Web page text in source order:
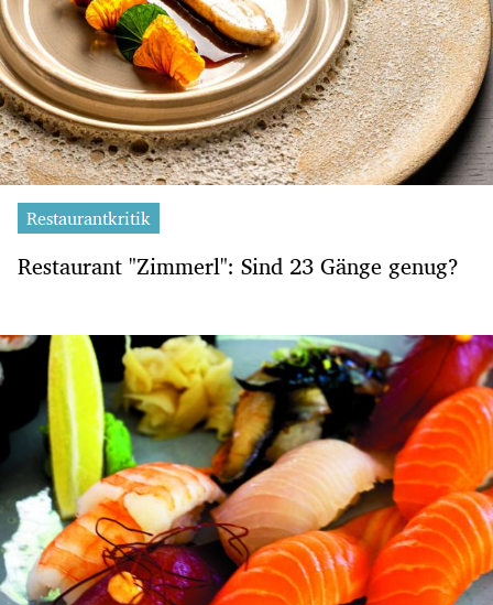
Restaurantkritik
Restaurant "Zimmerl": Sind 23 Gänge genug?